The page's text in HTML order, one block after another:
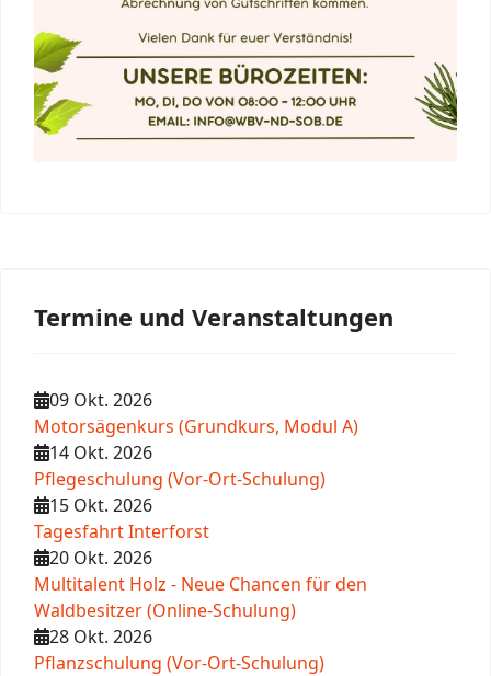
Termine und Veranstaltungen
09 Okt. 2026
Motorsägenkurs (Grundkurs, Modul A)
14 Okt. 2026
Pflegeschulung (Vor-Ort-Schulung)
15 Okt. 2026
Tagesfahrt Interforst
20 Okt. 2026
Multitalent Holz - Neue Chancen für den
Waldbesitzer (Online-Schulung)
28 Okt. 2026
Pflanzschulung (Vor-Ort-Schulung)